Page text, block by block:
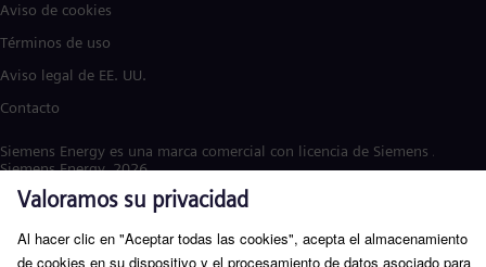
Aviso de cookies
Términos de uso
Aviso legal de EE. UU.
Contacto
Siemens Energy es una marca comercial con licencia de Siemens AG. ©
Siemens Energy, 2026